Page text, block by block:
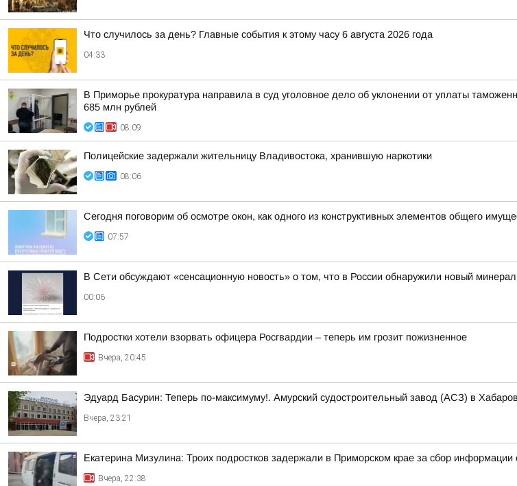
Что случилось за день? Главные события к этому часу 6 августа 2026 года
04:33
В Приморье прокуратура направила в суд уголовное дело об уклонении от уплаты
685 млн рублей
08:09
Полицейские задержали жительницу Владивостока, хранившую наркотики
08:06
Сегодня поговорим об осмотре окон, как одного из конструктивных элементов общего
07:57
В Сети обсуждают «сенсационную новость» о том, что в России обнаружили новый
00:06
Подростки хотели взорвать офицера Росгвардии – теперь им грозит пожизненное
Вчера, 20:45
Эдуард Басурин: Теперь по-максимуму!. Амурский судостроительный завод (АСЗ) в
Вчера, 23:21
Екатерина Мизулина: Троих подростков задержали в Приморском крае за сбор
Вчера, 22:38